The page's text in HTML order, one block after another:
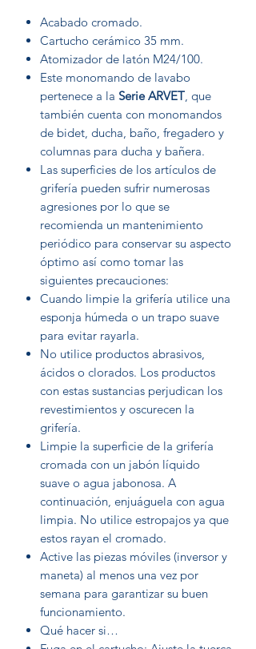
Acabado cromado.
Cartucho cerámico 35 mm.
Atomizador de latón M24/100.
Este monomando de lavabo
pertenece a la Serie ARVET , que
también cuenta con monomandos
de bidet, ducha, baño, fregadero y
columnas para ducha y bañera.
Las superficies de los artículos de
grifería pueden sufrir numerosas
agresiones por lo que se
recomienda un mantenimiento
periódico para conservar su aspecto
óptimo así como tomar las
siguientes precauciones:
Cuando limpie la grifería utilice una
esponja húmeda o un trapo suave
para evitar rayarla.
No utilice productos abrasivos,
ácidos o clorados. Los productos
con estas sustancias perjudican los
revestimientos y oscurecen la
grifería.
Limpie la superficie de la grifería
cromada con un jabón líquido
suave o agua jabonosa. A
continuación, enjuáguela con agua
limpia. No utilice estropajos ya que
estos rayan el cromado.
Active las piezas móviles (inversor y
maneta) al menos una vez por
semana para garantizar su buen
funcionamiento.
Qué hacer si…